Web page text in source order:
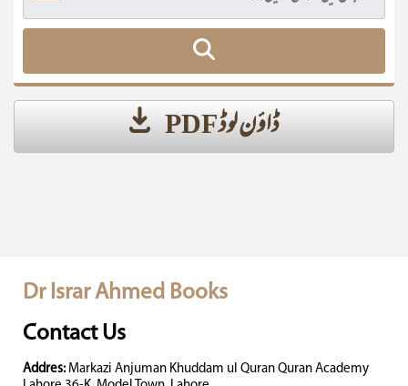
ڈاؤن لوڈ PDF
Dr Israr Ahmed Books
Contact Us
Addres: Markazi Anjuman Khuddam ul Quran Quran Academy